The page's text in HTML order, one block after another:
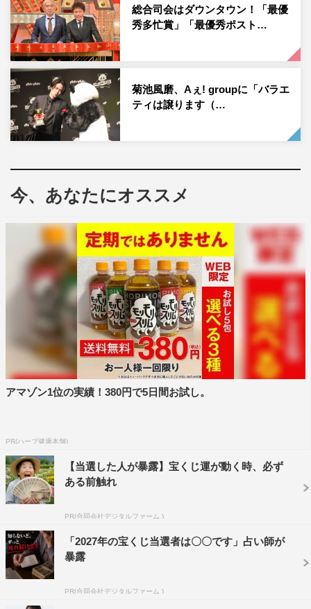
やす子 コメント
日テレのお昼の顔であります『ヒルナンデス！』の一員と
して加えていただけることになり、とてもうれしいで
す！ はい～！ 南原さんを中心とする大きなファミリー
の木曜メンバーとして、ロケとスタジオと楽しみながら頑
張りたいです！ えい！ えい！ はい～！
番組情報
『ヒルナンデス！』
毎週月曜～金曜 午前11時55分～午後1時55分 生放送
メーンMC：南原清隆
アシスタント：浦野モモ（日テレアナウンサー）
月曜レギュラー：藤田ニコル、小峠英二、フワちゃん、コ
木曜レギュラー：横山裕（関ジャニ∞）、生見愛瑠、木村
昴、大沢あかね
番組公式Instagram：hirunandesu_ntv_official
総合司会はダウンタウン！「最優
秀多忙賞」「最優秀ポスト…
菊池風磨、Aぇ! groupに「バラエ
ティは譲ります（…
今、あなたにオススメ
アマゾン1位の実績！380円で5日間お試し。
PR(ハーブ健康本舗)
【当選した人が暴露】宝くじ運が動く時、必ず
ある前触れ
PR(合同会社デジタルファーム )
「2027年の宝くじ当選者は〇〇です」占い師が
暴露
PR(合同会社デジタルファーム )